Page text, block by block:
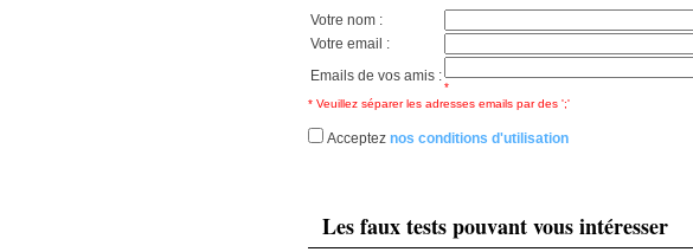
Votre nom :
Votre email :
Emails de vos amis :
*
* Veuillez séparer les adresses emails par des ';'
Acceptez nos conditions d'utilisation
Les faux tests pouvant vous intéresser